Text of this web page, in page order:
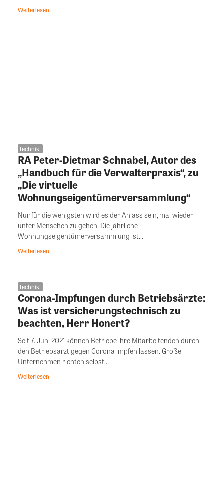
Weiterlesen
technik.
RA Peter-Dietmar Schnabel, Autor des
„Handbuch für die Verwalterpraxis“, zu
„Die virtuelle
Wohnungseigentümerversammlung“
Nur für die wenigsten wird es der Anlass sein, mal wieder
unter Menschen zu gehen. Die jährliche
Wohnungseigentümerversammlung ist...
Weiterlesen
technik.
Corona-Impfungen durch Betriebsärzte:
Was ist versicherungstechnisch zu
beachten, Herr Honert?
Seit 7. Juni 2021 können Betriebe ihre Mitarbeitenden durch
den Betriebsarzt gegen Corona impfen lassen. Große
Unternehmen richten selbst...
Weiterlesen